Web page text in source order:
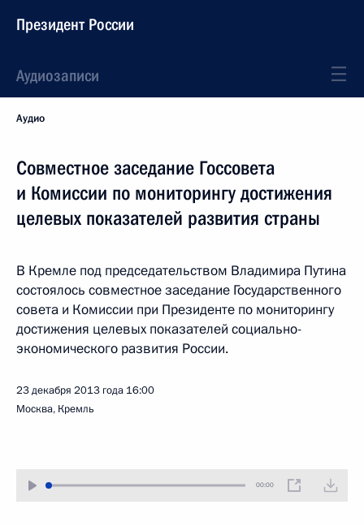
Президент России
Аудиозаписи
Аудио
Совместное заседание Госсовета
и Комиссии по мониторингу достижения
целевых показателей развития страны
В Кремле под председательством Владимира Путина
состоялось совместное заседание Государственного
совета и Комиссии при Президенте по мониторингу
достижения целевых показателей социально-
экономического развития России.
23 декабря 2013 года 16:00
Москва, Кремль
00:00